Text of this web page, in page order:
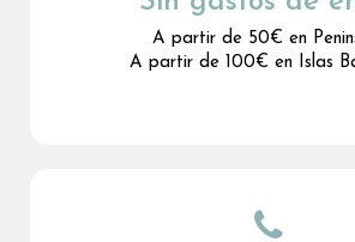
A partir de 50€ en
A partir de 100€ en Islas